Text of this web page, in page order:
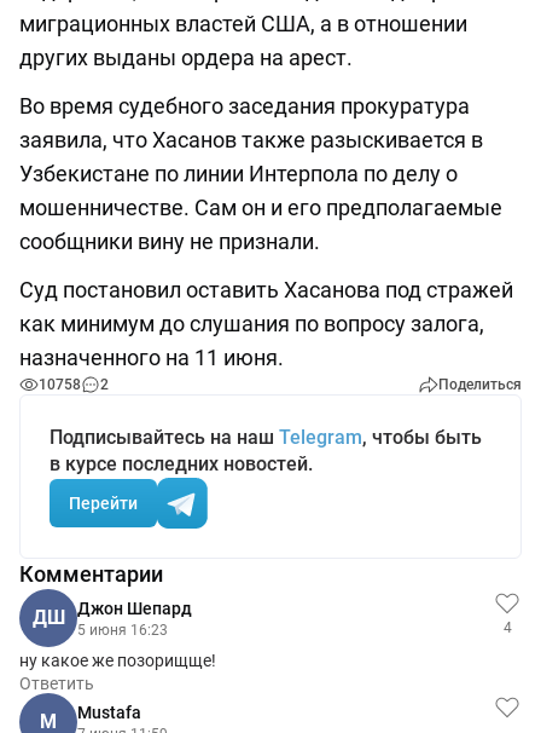
миграционных властей США, а в отношении
других выданы ордера на арест.
Во время судебного заседания прокуратура
заявила, что Хасанов также разыскивается в
Узбекистане по линии Интерпола по делу о
мошенничестве. Сам он и его предполагаемые
сообщники вину не признали.
Суд постановил оставить Хасанова под стражей
как минимум до слушания по вопросу залога,
назначенного на 11 июня.
10758 2 Поделиться
Подписывайтесь на наш Telegram, чтобы быть
в курсе последних новостей.
Перейти
Комментарии
ДШ Джон Шепард
5 июня 16:23 4
ну какое же позорищще!
Ответить
M Mustafa